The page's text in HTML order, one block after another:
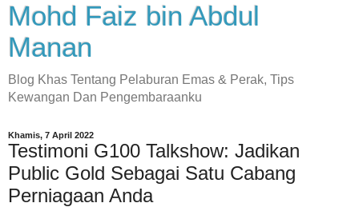
Mohd Faiz bin Abdul
Manan
Blog Khas Tentang Pelaburan Emas & Perak, Tips
Kewangan Dan Pengembaraanku
Khamis, 7 April 2022
Testimoni G100 Talkshow: Jadikan
Public Gold Sebagai Satu Cabang
Perniagaan Anda